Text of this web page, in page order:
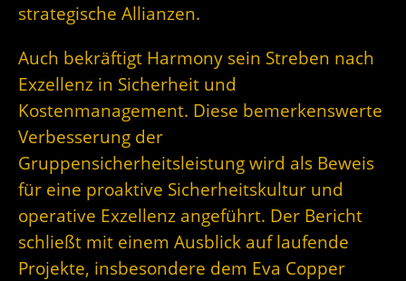
strategische Allianzen.
Auch bekräftigt Harmony sein Streben nach
Exzellenz in Sicherheit und
Kostenmanagement. Diese bemerkenswerte
Verbesserung der
Gruppensicherheitsleistung wird als Beweis
für eine proaktive Sicherheitskultur und
operative Exzellenz angeführt. Der Bericht
schließt mit einem Ausblick auf laufende
Projekte, insbesondere dem Eva Copper